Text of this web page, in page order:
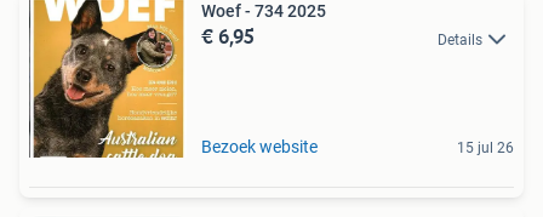
Woef - 734 2025
€ 6,95 Details
Bezoek website 15 jul 26